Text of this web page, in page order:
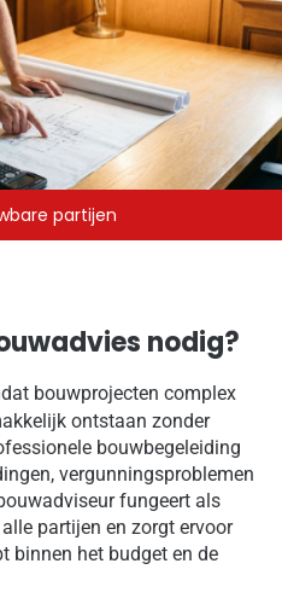
opdrachten uitgevoerd
nodig?
bouwprojecten complex
ontstaan zonder
bouwbegeleiding
vergunningsproblemen
fungeert als
partijen en zorgt ervoor
binnen het budget en de